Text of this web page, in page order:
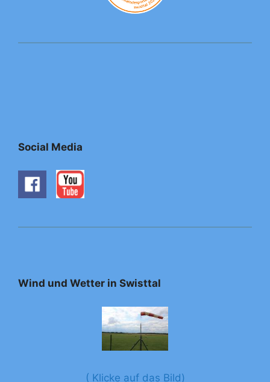
Social Media
Wind und Wetter in Swisttal
( Klicke auf das Bild)